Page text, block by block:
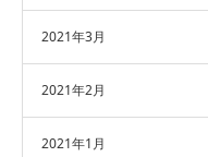
2021年3月
2021年2月
2021年1月